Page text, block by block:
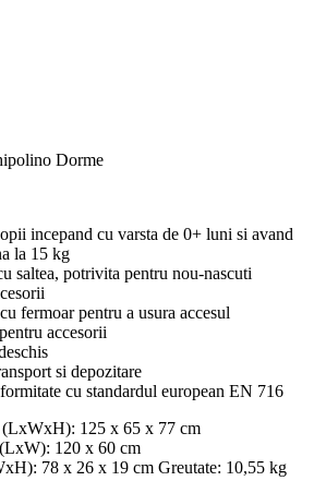
Dorme
incepand cu varsta de 0+ luni si avand
la 15 kg
saltea, potrivita pentru nou-nascuti
fermoar pentru a usura accesul
accesorii
si depozitare
cu standardul european EN 716
125 x 65 x 77 cm
120 x 60 cm
78 x 26 x 19 cm Greutate: 10,55 kg